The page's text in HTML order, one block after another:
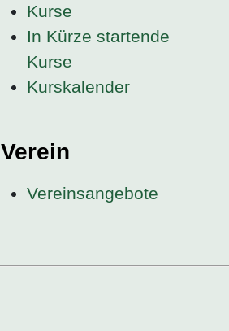
Kurse
In Kürze startende
Kurse
Kurskalender
Verein
Vereinsangebote